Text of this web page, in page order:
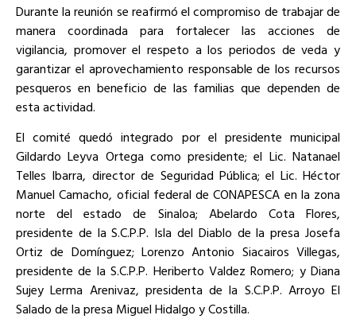
Durante la reunión se reafirmó el compromiso de trabajar de
manera coordinada para fortalecer las acciones de
vigilancia, promover el respeto a los periodos de veda y
garantizar el aprovechamiento responsable de los recursos
pesqueros en beneficio de las familias que dependen de
esta actividad.
El comité quedó integrado por el presidente municipal
Gildardo Leyva Ortega como presidente; el Lic. Natanael
Telles Ibarra, director de Seguridad Pública; el Lic. Héctor
Manuel Camacho, oficial federal de CONAPESCA en la zona
norte del estado de Sinaloa; Abelardo Cota Flores,
presidente de la S.C.P.P. Isla del Diablo de la presa Josefa
Ortiz de Domínguez; Lorenzo Antonio Siacairos Villegas,
presidente de la S.C.P.P. Heriberto Valdez Romero; y Diana
Sujey Lerma Arenivaz, presidenta de la S.C.P.P. Arroyo El
Salado de la presa Miguel Hidalgo y Costilla.